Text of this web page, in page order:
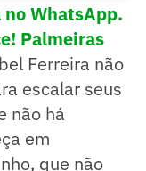
no WhatsApp.
Palmeiras
Ferreira não
escalar seus
não há
em
que não